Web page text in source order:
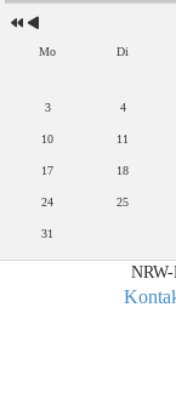
Mo Di
3 4
10 11
17 18
24 25
31